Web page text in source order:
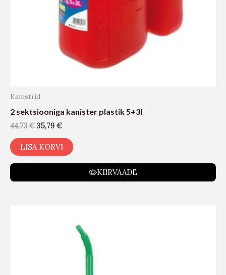
Kanistrid
2 sektsiooniga kanister plastik 5+3l
44,73€ 35,79 €
LISA KORVI
KIIRVAADE